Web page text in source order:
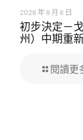
2026 年 8 月 6 日
初步決定－
州）中期重
閱讀更